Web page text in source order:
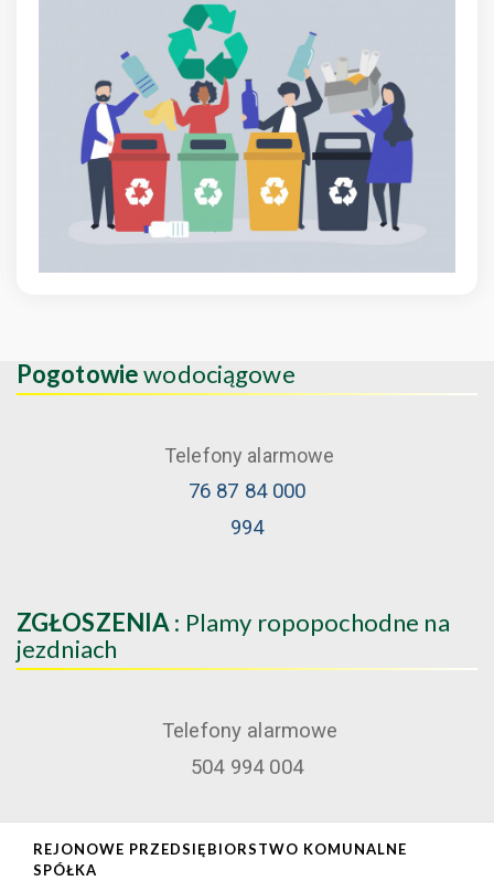
Pogotowiewodociągowe
Telefony alarmowe
76 87 84 000
994
ZGŁOSZENIA : Plamy ropopochodne na
jezdniach
Telefony alarmowe
504 994 004
REJONOWE PRZEDSIĘBIORSTWO KOMUNALNE
SPÓŁKA